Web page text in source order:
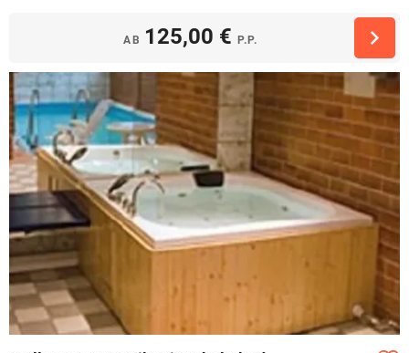
AB 125,00 € P.P.